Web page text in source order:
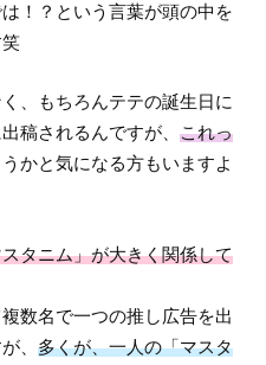
！？という言葉が頭の中を
、もちろんテテの誕生日に
稿されるんですが、これっ
かと気になる方もいますよ
タニム」が大きく関係して
数名で一つの推し広告を出
、多くが、一人の「マスタ